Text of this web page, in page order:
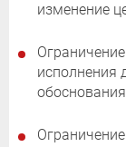
изменение
исполнения